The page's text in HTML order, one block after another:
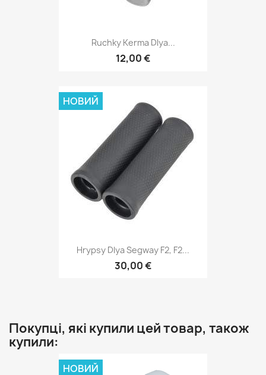
Ruchky Kerma Dlya...
12,00 €
Hrypsy Dlya Segway F2, F2...
30,00 €
НОВИЙ
Покупці, які купили цей товар, також
купили:
НОВИЙ